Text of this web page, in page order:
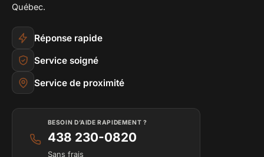
Québec.
Réponse rapide
Service soigné
Service de proximité
BESOIN D’AIDE RAPIDEMENT ?
438 230-0820
Sans frais